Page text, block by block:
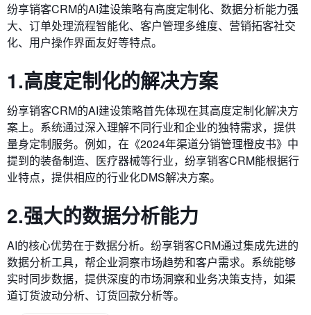
纷享销客CRM的AI建设策略有高度定制化、数据分析能力强
大、订单处理流程智能化、客户管理多维度、营销拓客社交
化、用户操作界面友好等特点。
1.高度定制化的解决方案
纷享销客CRM的AI建设策略首先体现在其高度定制化解决方
案上。系统通过深入理解不同行业和企业的独特需求，提供
量身定制服务。例如，在《2024年渠道分销管理橙皮书》中
提到的装备制造、医疗器械等行业，纷享销客CRM能根据行
业特点，提供相应的行业化DMS解决方案。
2.强大的数据分析能力
AI的核心优势在于数据分析。纷享销客CRM通过集成先进的
数据分析工具，帮企业洞察市场趋势和客户需求。系统能够
实时同步数据，提供深度的市场洞察和业务决策支持，如渠
道订货波动分析、订货回款分析等。